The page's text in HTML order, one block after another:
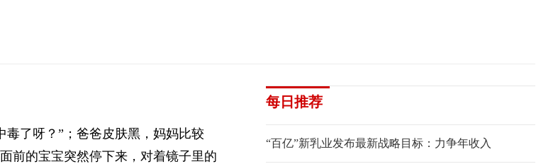
了呀？”；爸爸皮肤黑，妈妈比较
前的宝宝突然停下来，对着镜子里的
每日推荐
“百亿”新乳业发布最新战略目标：力争年收入